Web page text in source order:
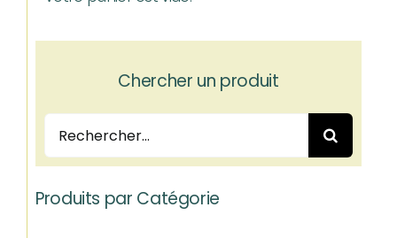
Chercher un produit
Rechercher:
Produits par Catégorie